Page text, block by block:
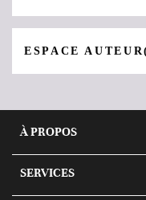
ESPACE
À PROPOS
SERVICES